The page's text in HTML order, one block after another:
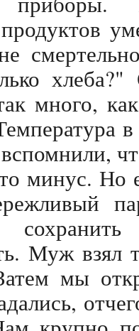
много,
минус. Но
Муж
мы